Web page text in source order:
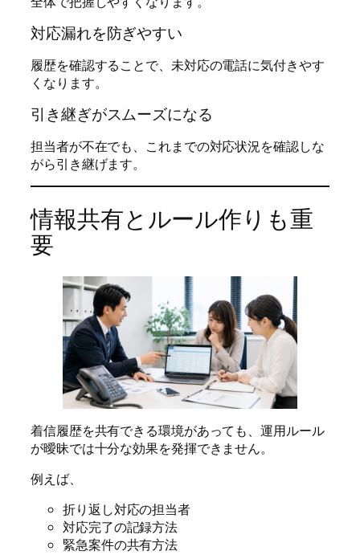
対応漏れを防ぎやすい
履歴を確認することで、未対応の電話に気付きやす
くなります。
引き継ぎがスムーズになる
担当者が不在でも、これまでの対応状況を確認しな
がら引き継げます。
情報共有とルール作りも重
要
着信履歴を共有できる環境があっても、運用ルール
が曖昧では十分な効果を発揮できません。
例えば、
折り返し対応の担当者
対応完了の記録方法
緊急案件の共有方法